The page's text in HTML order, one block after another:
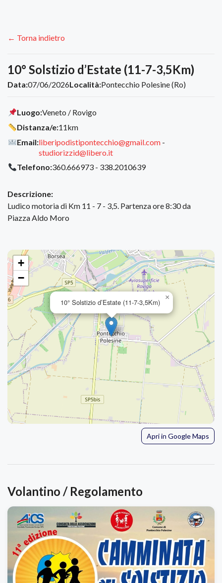
← Torna indietro
10° Solstizio d’Estate (11-7-3,5Km)
Data:07/06/2026Località:Pontecchio Polesine (Ro)
Luogo:Veneto / Rovigo
Distanza/e:11km
Email:liberipodistipontecchio@gmail.com -
studiorizzid@libero.it
Telefono:360.666973 - 338.2010639
Descrizione:
Ludico motoria di Km 11 - 7 - 3,5. Partenza ore 8:30 da
Piazza Aldo Moro
10° Solstizio d’Estate (11-7-3,5Km)
×
+
−
Apri in Google Maps
Volantino / Regolamento